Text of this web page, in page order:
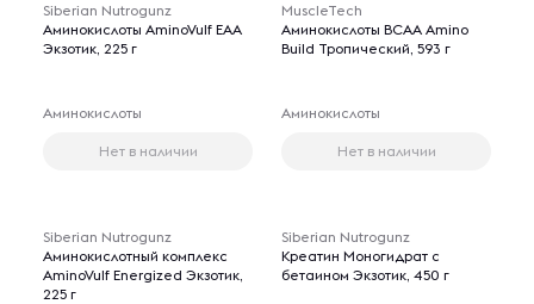
Siberian Nutrogunz
Аминокислоты AminoVulf EAA
Экзотик, 225 г
Аминокислоты
Нет в наличии
MuscleTech
Аминокислоты BCAA Amino
Build Тропический, 593 г
Аминокислоты
Нет в наличии
Siberian Nutrogunz
Аминокислотный комплекс
AminoVulf Energized Экзотик,
225 г
Siberian Nutrogunz
Креатин Моногидрат с
бетаином Экзотик, 450 г